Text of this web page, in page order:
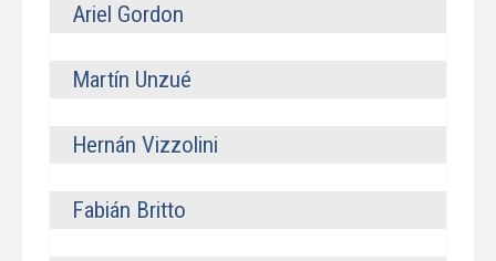
Ariel Gordon
Martín Unzué
Hernán Vizzolini
Fabián Britto